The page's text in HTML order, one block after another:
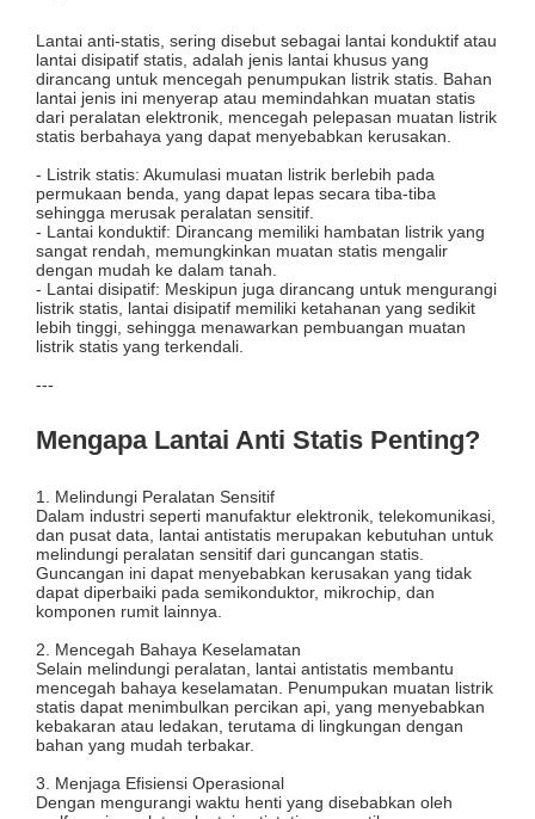
Lantai anti-statis, sering disebut sebagai lantai konduktif atau
lantai disipatif statis, adalah jenis lantai khusus yang
dirancang untuk mencegah penumpukan listrik statis. Bahan
lantai jenis ini menyerap atau memindahkan muatan statis
dari peralatan elektronik, mencegah pelepasan muatan listrik
statis berbahaya yang dapat menyebabkan kerusakan.
- Listrik statis: Akumulasi muatan listrik berlebih pada
permukaan benda, yang dapat lepas secara tiba-tiba
sehingga merusak peralatan sensitif.
- Lantai konduktif: Dirancang memiliki hambatan listrik yang
sangat rendah, memungkinkan muatan statis mengalir
dengan mudah ke dalam tanah.
- Lantai disipatif: Meskipun juga dirancang untuk mengurangi
listrik statis, lantai disipatif memiliki ketahanan yang sedikit
lebih tinggi, sehingga menawarkan pembuangan muatan
listrik statis yang terkendali.
---
Mengapa Lantai Anti Statis Penting?
1. Melindungi Peralatan Sensitif
Dalam industri seperti manufaktur elektronik, telekomunikasi,
dan pusat data, lantai antistatis merupakan kebutuhan untuk
melindungi peralatan sensitif dari guncangan statis.
Guncangan ini dapat menyebabkan kerusakan yang tidak
dapat diperbaiki pada semikonduktor, mikrochip, dan
komponen rumit lainnya.
2. Mencegah Bahaya Keselamatan
Selain melindungi peralatan, lantai antistatis membantu
mencegah bahaya keselamatan. Penumpukan muatan listrik
statis dapat menimbulkan percikan api, yang menyebabkan
kebakaran atau ledakan, terutama di lingkungan dengan
bahan yang mudah terbakar.
3. Menjaga Efisiensi Operasional
Dengan mengurangi waktu henti yang disebabkan oleh